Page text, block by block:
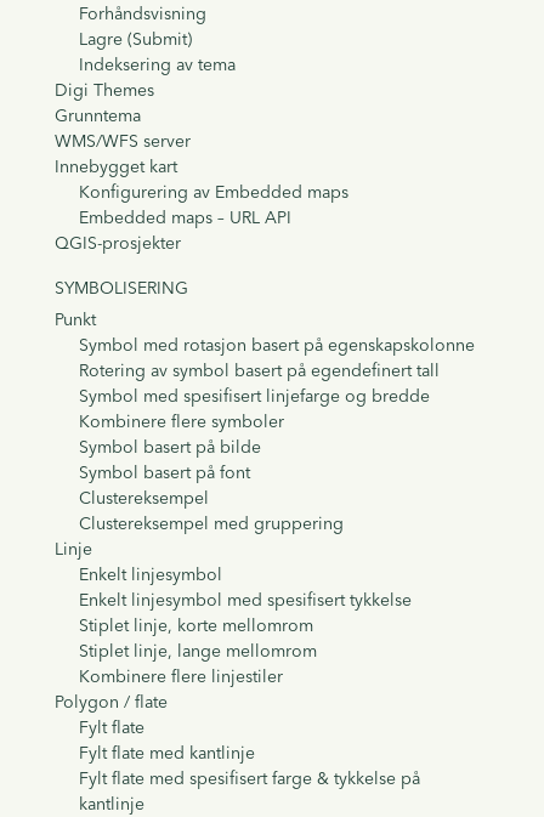
Forhåndsvisning
Lagre (Submit)
Indeksering av tema
Digi Themes
Grunntema
WMS/WFS server
Innebygget kart
Konfigurering av Embedded maps
Embedded maps – URL API
QGIS-prosjekter
SYMBOLISERING
Punkt
Symbol med rotasjon basert på egenskapskolonne
Rotering av symbol basert på egendefinert tall
Symbol med spesifisert linjefarge og bredde
Kombinere flere symboler
Symbol basert på bilde
Symbol basert på font
Clustereksempel
Clustereksempel med gruppering
Linje
Enkelt linjesymbol
Enkelt linjesymbol med spesifisert tykkelse
Stiplet linje, korte mellomrom
Stiplet linje, lange mellomrom
Kombinere flere linjestiler
Polygon / flate
Fylt flate
Fylt flate med kantlinje
Fylt flate med spesifisert farge & tykkelse på
kantlinje